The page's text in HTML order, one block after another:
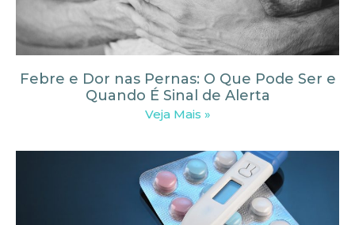
Febre e Dor nas Pernas: O Que Pode Ser e
Quando É Sinal de Alerta
Veja Mais »